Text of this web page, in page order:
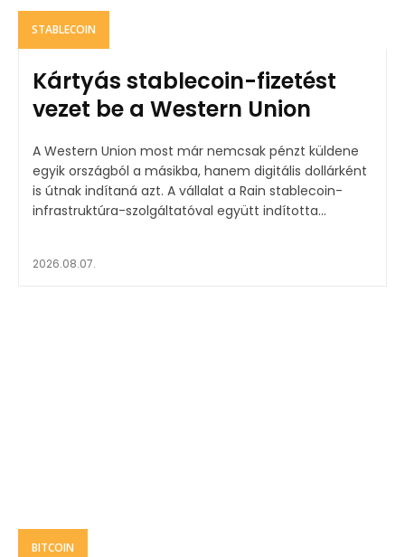
STABLECOIN
Kártyás stablecoin-fizetést
vezet be a Western Union
A Western Union most már nemcsak pénzt küldene
egyik országból a másikba, hanem digitális dollárként
is útnak indítaná azt. A vállalat a Rain stablecoin-
infrastruktúra-szolgáltatóval együtt indította...
2026.08.07.
BITCOIN